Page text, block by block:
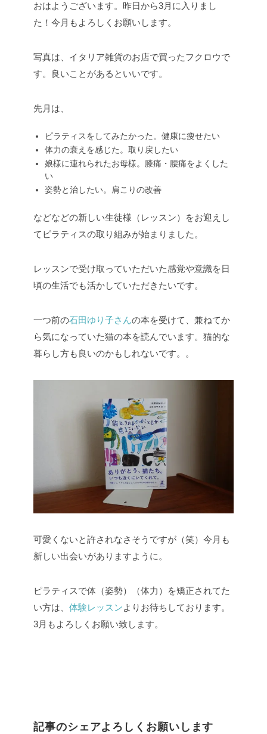
おはようございます。昨日から3月に入りまし
た！今月もよろしくお願いします。
写真は、イタリア雑貨のお店で買ったフクロウで
す。良いことがあるといいです。
先月は、
ピラティスをしてみたかった。健康に痩せたい
体力の衰えを感じた。取り戻したい
娘様に連れられたお母様。膝痛・腰痛をよくした
い
姿勢と治したい。肩こりの改善
などなどの新しい生徒様（レッスン）をお迎えし
てピラティスの取り組みが始まりました。
レッスンで受け取っていただいた感覚や意識を日
頃の生活でも活かしていただきたいです。
一つ前の石田ゆり子さんの本を受けて、兼ねてか
ら気になっていた猫の本を読んでいます。猫的な
暮らし方も良いのかもしれないです。。
可愛くないと許されなさそうですが（笑）今月も
新しい出会いがありますように。
ピラティスで体（姿勢）（体力）を矯正されてた
い方は、 体験レッスンよりお待ちしております。
3月もよろしくお願い致します。
記事のシェアよろしくお願いします